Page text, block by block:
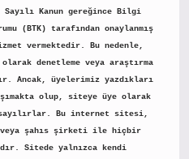
Sayılı Kanun gereğince Bilgi
(BTK) tarafından onaylanmış
vermektedir. Bu nedenle,
denetleme veya araştırma
Ancak, üyelerimiz yazdıkları
olup, siteye üye olarak
sayılırlar. Bu internet sitesi,
veya şahıs şirketi ile hiçbir
Sitede yalnızca kendi